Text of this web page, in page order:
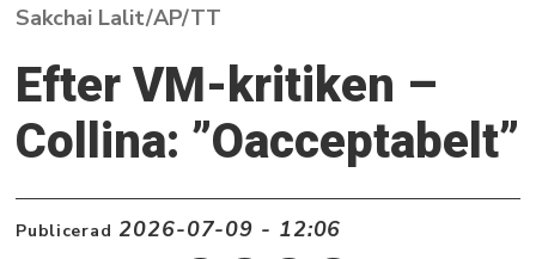
Sakchai Lalit/AP/TT
Efter VM-kritiken –
Collina: ”Oacceptabelt”
Publicerad 2026-07-09 - 12:06